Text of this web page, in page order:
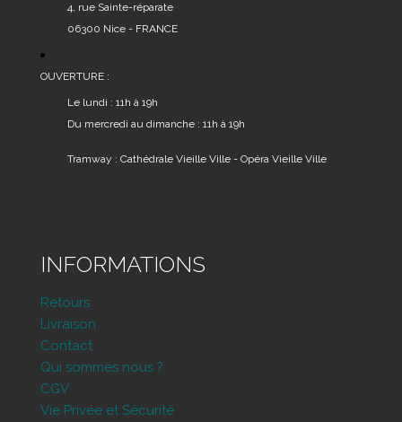
4, rue Sainte-réparate
06300 Nice - FRANCE
OUVERTURE :
Le lundi : 11h à 19h
Du mercredi au dimanche : 11h à 19h
Tramway : Cathédrale Vieille Ville - Opéra Vieille Ville
INFORMATIONS
Retours
Livraison
Contact
Qui sommes nous ?
CGV
Vie Privée et Sécurité